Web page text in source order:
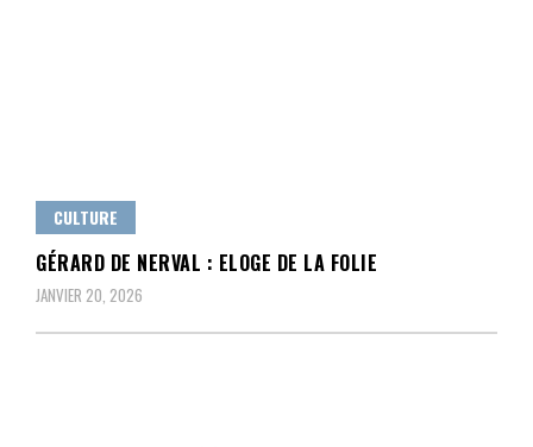
CULTURE
GÉRARD DE NERVAL : ELOGE DE LA FOLIE
JANVIER 20, 2026